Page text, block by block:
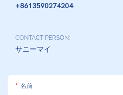
+8613590274204
CONTACT PERSON:
サニーマイ
名前